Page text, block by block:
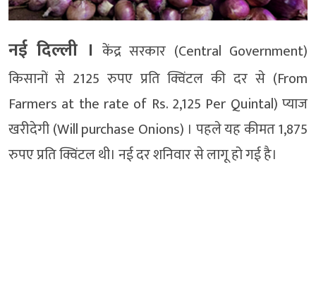
नई दिल्ली । केंद्र सरकार (Central Government)
किसानों से 2125 रुपए प्रति क्विंटल की दर से (From
Farmers at the rate of Rs. 2,125 Per Quintal) प्याज
खरीदेगी (Will purchase Onions) । पहले यह कीमत 1,875
रुपए प्रति क्विंटल थी। नई दर शनिवार से लागू हो गई है।